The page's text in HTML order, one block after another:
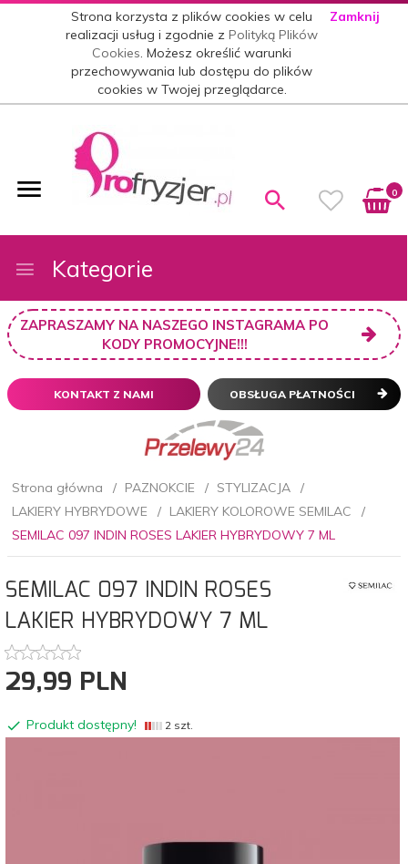
Strona korzysta z plików cookies w celu
realizacji usług i zgodnie zPolityką Plików
Cookies. Możesz określić warunki
przechowywania lub dostępu do plików
cookies w Twojej przeglądarce.
Zamknij
0
Kategorie
ZAPRASZAMY NA NASZEGO INSTAGRAMA PO
KODY PROMOCYJNE!!!
KONTAKT Z NAMI OBSŁUGA PŁATNOŚCI
Strona główna PAZNOKCIE
STYLIZACJA
LAKIERY HYBRYDOWE
LAKIERY KOLOROWE SEMILAC
SEMILAC 097 INDIN ROSES LAKIER HYBRYDOWY 7 ML
SEMILAC 097 INDIN ROSES
LAKIER HYBRYDOWY 7 ML
29,99 PLN
Produkt dostępny! 2 szt.